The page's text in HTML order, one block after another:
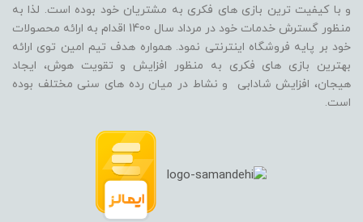
و با کیفیت ترین بازی های فکری به مشتریان خود بوده است. لذا به
منظور گسترش خدمات خود در مرداد سال 1400 اقدام به ارائه محصولات
خود بر پایه فروشگاه اینترنتی نمود. همواره هدف تیم امین توی ارائه
بهترین بازی های فکری به منظور افزایش و تقویت هوش، ایجاد
هیجان، افزایش شادابی و نشاط در میان رده های سنی مختلف بوده
است.